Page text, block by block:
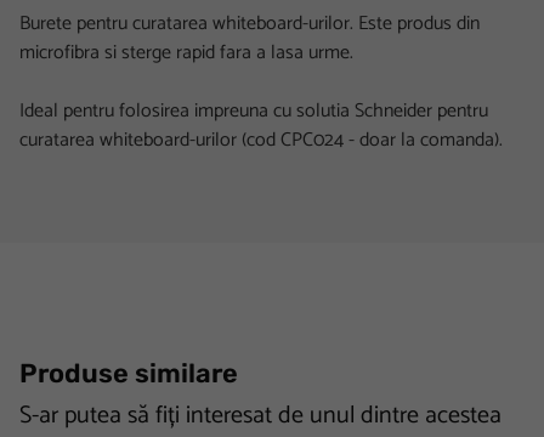
Burete pentru curatarea whiteboard-urilor. Este produs din
microfibra si sterge rapid fara a lasa urme.
Ideal pentru folosirea impreuna cu solutia Schneider pentru
curatarea whiteboard-urilor (cod CPC024 - doar la comanda).
Produse similare
S-ar putea să fiți interesat de unul dintre acestea